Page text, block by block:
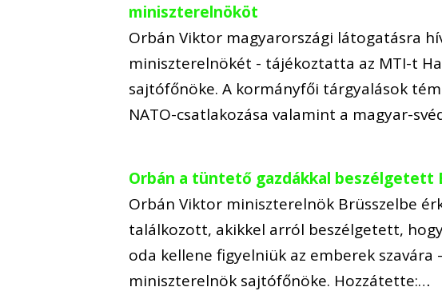
miniszterelnököt
Orbán Viktor magyarországi látogatásra
miniszterelnökét - tájékoztatta az MTI-t
sajtófőnöke. A kormányfői tárgyalások
NATO-csatlakozása valamint a magyar-
Orbán a tüntető gazdákkal beszélgetett
Orbán Viktor miniszterelnök Brüsszelbe
találkozott, akikkel arról beszélgetett,
oda kellene figyelniük az emberek
miniszterelnök sajtófőnöke. Hozzátette:…